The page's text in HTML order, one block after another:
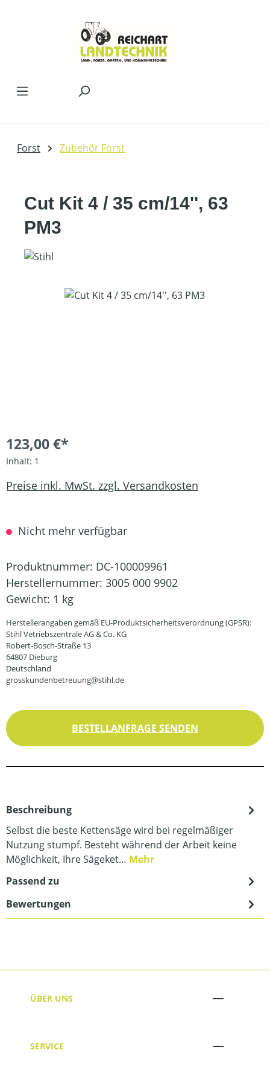
Forst Zubehör Forst
Cut Kit 4 / 35 cm/14'', 63
PM3
Bildergalerie überspringen
123,00 €*
Inhalt: 1
Preise inkl. MwSt. zzgl. Versandkosten
Nicht mehr verfügbar
Produktnummer: DC-100009961
Herstellernummer: 3005 000 9902
Gewicht: 1 kg
Herstellerangaben gemäß EU-Produktsicherheitsverordnung (GPSR):
Stihl Vetriebszentrale AG & Co. KG
Robert-Bosch-Straße 13
64807 Dieburg
Deutschland
grosskundenbetreuung@stihl.de
BESTELLANFRAGE SENDEN
Beschreibung
Selbst die beste Kettensäge wird bei regelmäßiger
Nutzung stumpf. Besteht während der Arbeit keine
Möglichkeit, Ihre Sägeket… Mehr
Passend zu
Bewertungen
ÜBER UNS
SERVICE